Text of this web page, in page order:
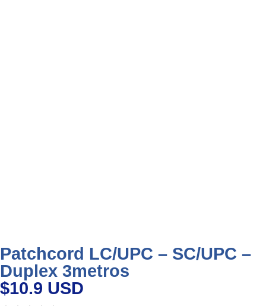
Patchcord LC/UPC – SC/UPC –
Duplex 3metros
$10.9 USD